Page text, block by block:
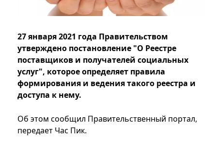
27 января 2021 года Правительством
утверждено постановление "О Реестре
поставщиков и получателей социальных
услуг", которое определяет правила
формирования и ведения такого реестра и
доступа к нему.
Об этом сообщил Правительственный портал,
передает Час Пик.